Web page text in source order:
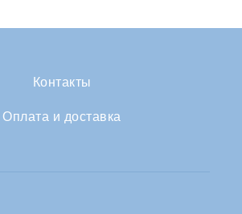
Контакты
Оплата и доставка